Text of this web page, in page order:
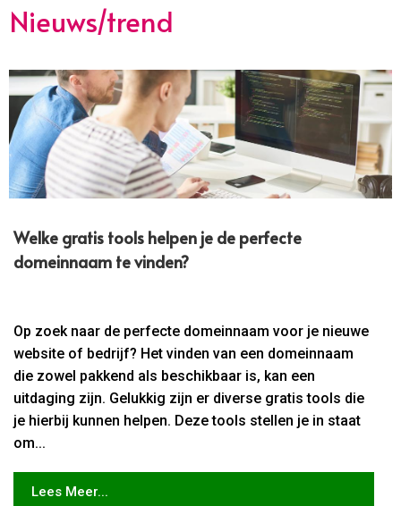
Nieuws/trend
Welke gratis tools helpen je de perfecte
domeinnaam te vinden?
Op zoek naar de perfecte domeinnaam voor je nieuwe
website of bedrijf? Het vinden van een domeinnaam
die zowel pakkend als beschikbaar is, kan een
uitdaging zijn. Gelukkig zijn er diverse gratis tools die
je hierbij kunnen helpen. Deze tools stellen je in staat
om...
Lees Meer...